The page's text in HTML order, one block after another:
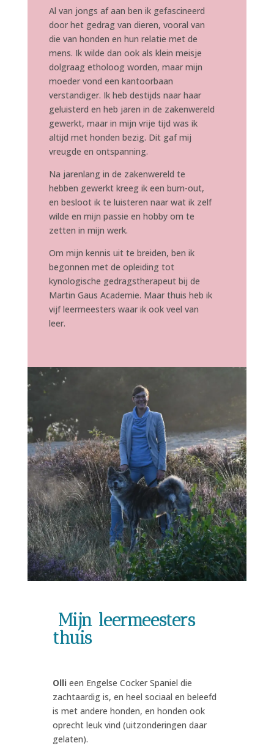
Al van jongs af aan ben ik gefascineerd
door het gedrag van dieren, vooral van
die van honden en hun relatie met de
mens. Ik wilde dan ook als klein meisje
dolgraag etholoog worden, maar mijn
moeder vond een kantoorbaan
verstandiger. Ik heb destijds naar haar
geluisterd en heb jaren in de zakenwereld
gewerkt, maar in mijn vrije tijd was ik
altijd met honden bezig. Dit gaf mij
vreugde en ontspanning.
Na jarenlang in de zakenwereld te
hebben gewerkt kreeg ik een burn-out,
en besloot ik te luisteren naar wat ik zelf
wilde en mijn passie en hobby om te
zetten in mijn werk.
Om mijn kennis uit te breiden, ben ik
begonnen met de opleiding tot
kynologische gedragstherapeut bij de
Martin Gaus Academie. Maar thuis heb ik
vijf leermeesters waar ik ook veel van
leer.
Mijn leermeesters
thuis
Olli een Engelse Cocker Spaniel die
zachtaardig is, en heel sociaal en beleefd
is met andere honden, en honden ook
oprecht leuk vind (uitzonderingen daar
gelaten).